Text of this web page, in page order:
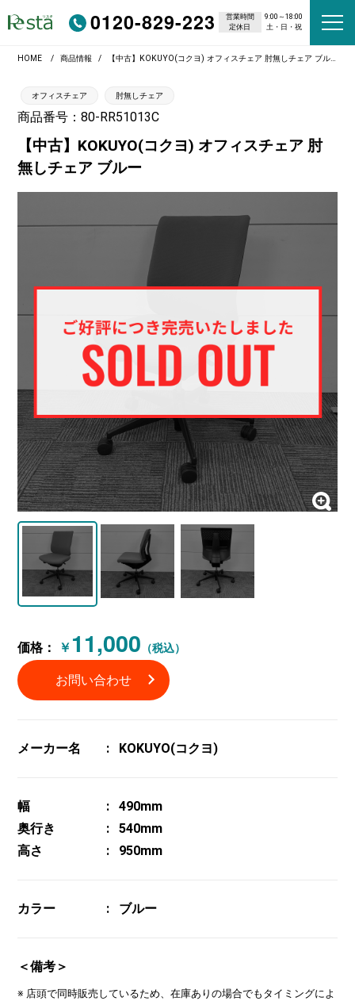
0120-829-223 営業時間
9:00～18:00
定休日
土・日・祝
HOME 商品情報 【中古】KOKUYO(コクヨ) オフィスチェア 肘無しチェア ブルー
オフィスチェア 肘無しチェア
商品番号：80-RR51013C
【中古】KOKUYO(コクヨ) オフィスチェア 肘
無しチェア ブルー
価格： ￥ 11,000 （税込）
お問い合わせ
メーカー名 KOKUYO(コクヨ)
幅
490mm
奥行き
540mm
高さ
950mm
カラー ブルー
＜備考＞
※ 店頭で同時販売しているため、在庫ありの場合でもタイミングによ